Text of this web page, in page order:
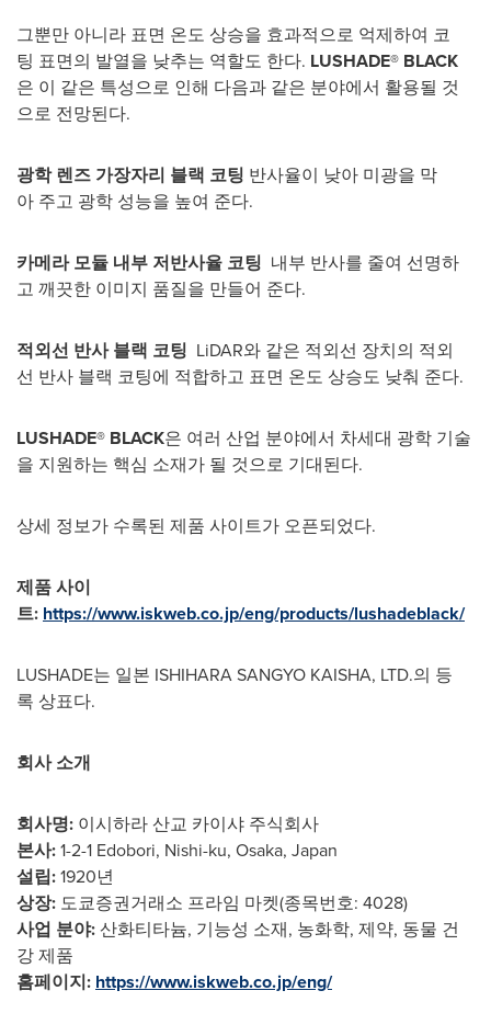
그뿐만 아니라 표면 온도 상승을 효과적으로 억제하여 코
팅 표면의 발열을 낮추는 역할도 한다. LUSHADE® BLACK
은 이 같은 특성으로 인해 다음과 같은 분야에서 활용될 것
으로 전망된다.
광학 렌즈 가장자리 블랙 코팅 반사율이 낮아 미광을 막
아 주고 광학 성능을 높여 준다.
카메라 모듈 내부 저반사율 코팅 내부 반사를 줄여 선명하
고 깨끗한 이미지 품질을 만들어 준다.
적외선 반사 블랙 코팅 LiDAR와 같은 적외선 장치의 적외
선 반사 블랙 코팅에 적합하고 표면 온도 상승도 낮춰 준다.
LUSHADE® BLACK은 여러 산업 분야에서 차세대 광학 기술
을 지원하는 핵심 소재가 될 것으로 기대된다.
상세 정보가 수록된 제품 사이트가 오픈되었다.
제품사이
트: https://www.iskweb.co.jp/eng/products/lushadeblack/
LUSHADE는 일본 ISHIHARA SANGYO KAISHA, LTD.의 등
록 상표다.
회사 소개
회사명: 이시하라 산교 카이샤 주식회사
본사:1-2-1 Edobori, Nishi-ku, Osaka, Japan
설립:1920년
상장: 도쿄증권거래소 프라임 마켓(종목번호: 4028)
사업 분야:산화티타늄, 기능성 소재, 농화학, 제약, 동물 건
강 제품
홈페이지: https://www.iskweb.co.jp/eng/